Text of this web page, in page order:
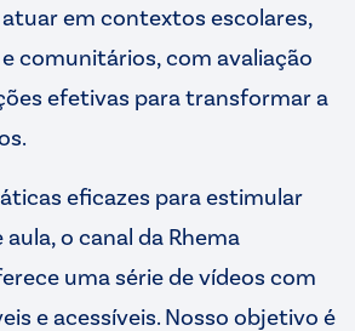
em contextos escolares,
comunitários, com avaliação
efetivas para transformar a
eficazes para estimular
o canal da Rhema
uma série de vídeos com
e acessíveis. Nosso objetivo é